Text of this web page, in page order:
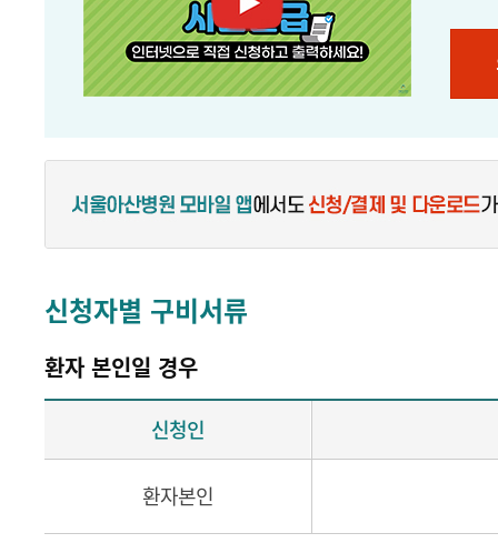
신청자별 구비서류
환자 본인일 경우
신청인
환자본인